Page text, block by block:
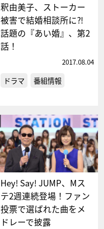
釈由美子、ストーカー
被害で結婚相談所に⁈
話題の『あい婚』、第2
話！
2017.08.04
ドラマ 番組情報
Hey! Say! JUMP、Mス
テ2週連続登場！ファン
投票で選ばれた曲をメ
ドレーで披露